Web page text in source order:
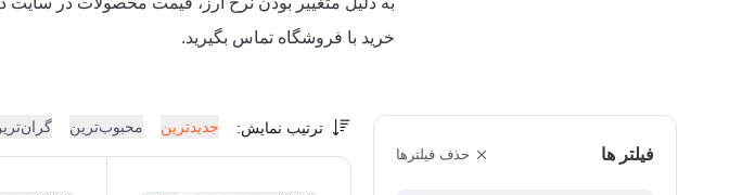
خرید با فروشگاه تماس بگیرید.
فیلتر ها حذف فیلترها
ترتیب نمایش: جدیدترین محبوب‌ترین